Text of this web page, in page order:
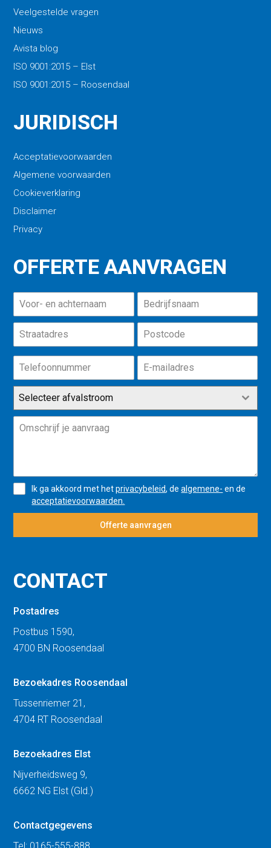
Veelgestelde vragen
Nieuws
Avista blog
ISO 9001:2015 – Elst
ISO 9001:2015 – Roosendaal
JURIDISCH
Acceptatievoorwaarden
Algemene voorwaarden
Cookieverklaring
Disclaimer
Privacy
OFFERTE AANVRAGEN
Selecteer afvalstroom
Ik ga akkoord met hetprivacybeleid, dealgemene- en de
acceptatievoorwaarden.
Offerte aanvragen
CONTACT
Postadres
Postbus 1590,
4700 BN Roosendaal
Bezoekadres Roosendaal
Tussenriemer 21,
4704 RT Roosendaal
Bezoekadres Elst
Nijverheidsweg 9,
6662 NG Elst (Gld.)
Contactgegevens
Tel: 0165-555-888